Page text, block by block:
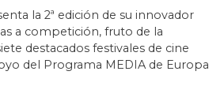
la 2ª edición de su innovador
a competición, fruto de la
destacados festivales de cine
del Programa MEDIA de Europa